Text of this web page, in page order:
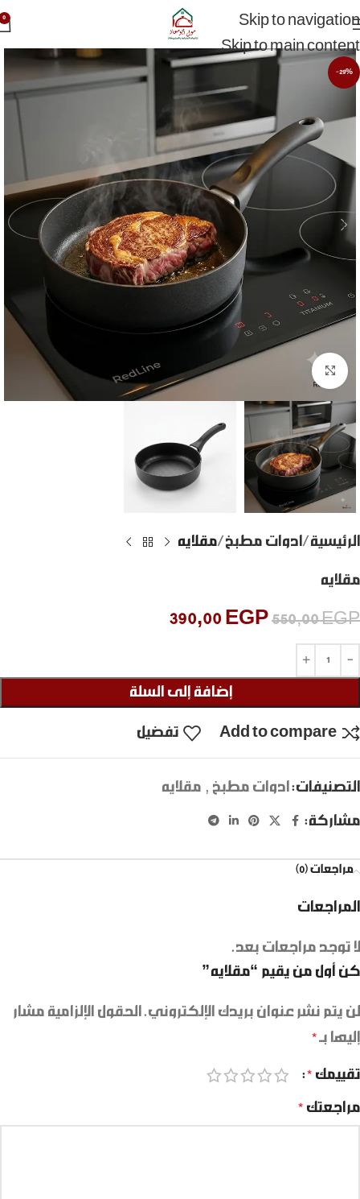
Skip to navigation
Skip to main content
0
-29%
Click to enlarge
الرئيسية ادوات مطبخ مقلايه
مقلايه
550,00EGP
390,00 EGP
إضافة إلى السلة
Add to compare تفضيل
التصنيفات: ادوات مطبخ , مقلايه
مشاركة:
مراجعات (0)
المراجعات
لا توجد مراجعات بعد.
كن أول من يقيم “مقلايه”
لن يتم نشر عنوان بريدك الإلكتروني. الحقول الإلزامية مشار
إليها بـ *
تقييمك *
مراجعتك *